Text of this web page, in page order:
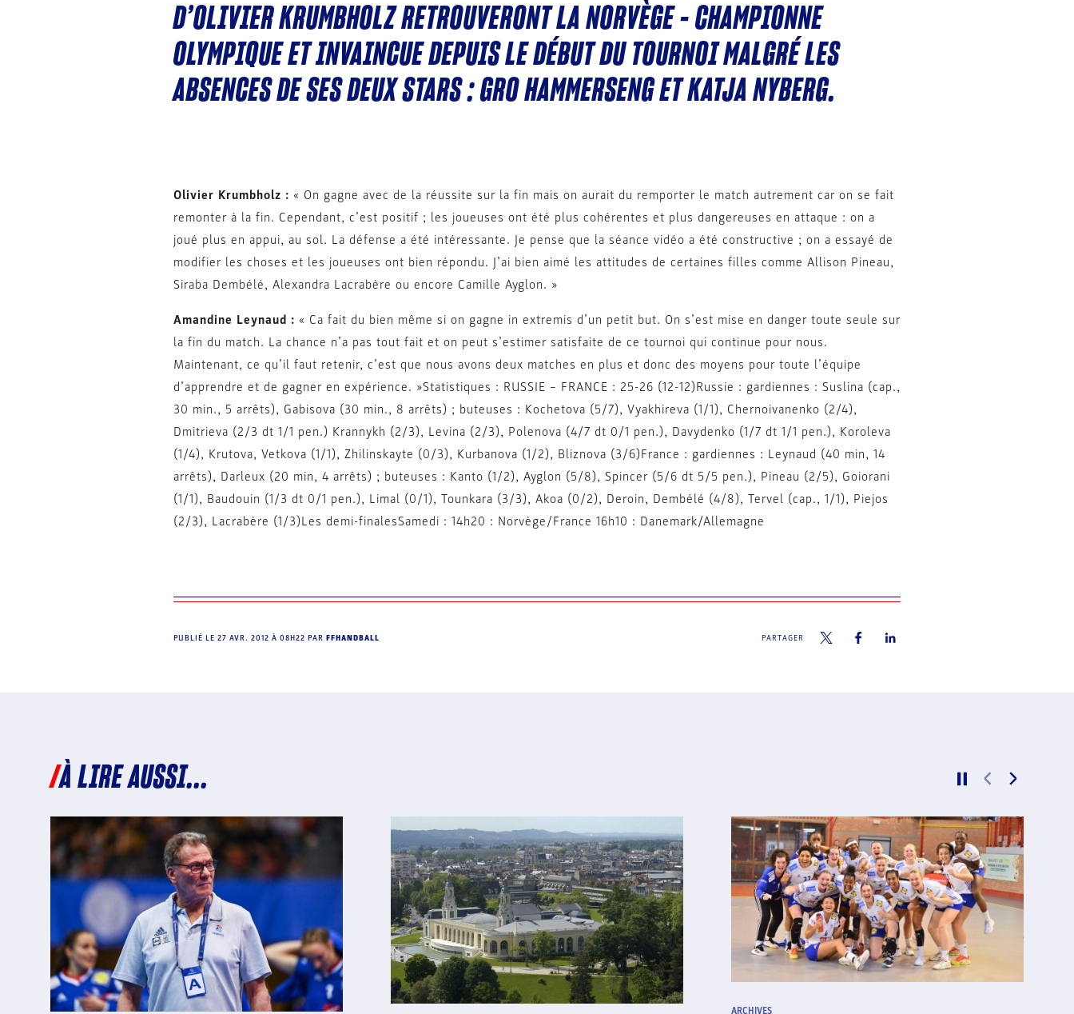
D’OLIVIER KRUMBHOLZ RETROUVERONT LA NORVÈGE – CHAMPIONNE
OLYMPIQUE ET INVAINCUE DEPUIS LE DÉBUT DU TOURNOI MALGRÉ LES
ABSENCES DE SES DEUX STARS : GRO HAMMERSENG ET KATJA NYBERG.
Olivier Krumbholz : « On gagne avec de la réussite sur la fin mais on aurait du remporter le match autrement car on se fait
remonter à la fin. Cependant, c’est positif ; les joueuses ont été plus cohérentes et plus dangereuses en attaque : on a
joué plus en appui, au sol. La défense a été intéressante. Je pense que la séance vidéo a été constructive ; on a essayé de
modifier les choses et les joueuses ont bien répondu. J’ai bien aimé les attitudes de certaines filles comme Allison Pineau,
Siraba Dembélé, Alexandra Lacrabère ou encore Camille Ayglon. »
Amandine Leynaud : « Ca fait du bien même si on gagne in extremis d’un petit but. On s’est mise en danger toute seule sur
la fin du match. La chance n’a pas tout fait et on peut s’estimer satisfaite de ce tournoi qui continue pour nous.
Maintenant, ce qu’il faut retenir, c’est que nous avons deux matches en plus et donc des moyens pour toute l’équipe
d’apprendre et de gagner en expérience. »Statistiques : RUSSIE – FRANCE : 25-26 (12-12)Russie : gardiennes : Suslina (cap.,
30 min., 5 arrêts), Gabisova (30 min., 8 arrêts) ; buteuses : Kochetova (5/7), Vyakhireva (1/1), Chernoivanenko (2/4),
Dmitrieva (2/3 dt 1/1 pen.) Krannykh (2/3), Levina (2/3), Polenova (4/7 dt 0/1 pen.), Davydenko (1/7 dt 1/1 pen.), Koroleva
(1/4), Krutova, Vetkova (1/1), Zhilinskayte (0/3), Kurbanova (1/2), Bliznova (3/6)France : gardiennes : Leynaud (40 min, 14
arrêts), Darleux (20 min, 4 arrêts) ; buteuses : Kanto (1/2), Ayglon (5/8), Spincer (5/6 dt 5/5 pen.), Pineau (2/5), Goiorani
(1/1), Baudouin (1/3 dt 0/1 pen.), Limal (0/1), Tounkara (3/3), Akoa (0/2), Deroin, Dembélé (4/8), Tervel (cap., 1/1), Piejos
(2/3), Lacrabère (1/3)Les demi-finalesSamedi : 14h20 : Norvège/France 16h10 : Danemark/Allemagne
PUBLIÉ LE 27 AVR. 2012 À 08H22 PAR FFHANDBALL PARTAGER
À LIRE AUSSI...
ARCHIVES
#Hand'Solidaire - La famille du